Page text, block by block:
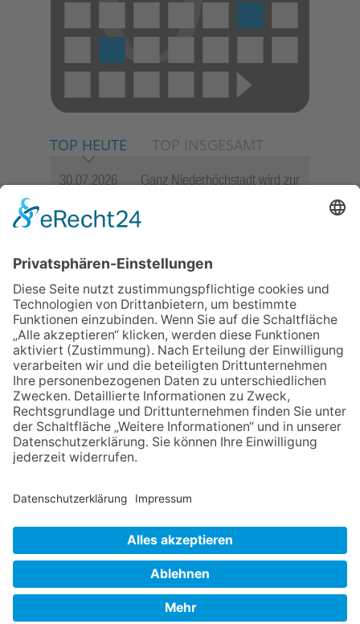
TOP HEUTE TOP INSGESAMT
30.07.2026
Ganz Niederhöchstadt wird zur
06.08.2026
Jugendchor Hochtaunus
Programm „Changes“
Sommerabend: Der Rettershof
lädt wieder zum Weinfest ein
06.08.2026
Hisamoto und Tölke begeistern
mit Werken von Walter
Wachsmuth
09.07.2026
Wasserampel steht auf Gelb:
Stadt ruft zum Wassersparen
auf
NACH OBEN
Datenschutz Netiquette